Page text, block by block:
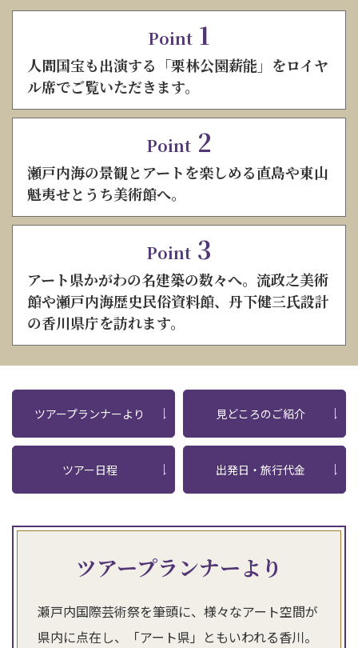
Point 1
人間国宝も出演する「栗林公園薪能」をロイヤ
ル席でご覧いただきます。
Point 2
瀬戸内海の景観とアートを楽しめる直島や東山
魁夷せとうち美術館へ。
Point 3
アート県かがわの名建築の数々へ。流政之美術
館や瀬戸内海歴史民俗資料館、丹下健三氏設計
の香川県庁を訪れます。
ツアープランナーより 見どころのご紹介
ツアー日程 出発日・旅行代金
ツアープランナーより
瀬戸内国際芸術祭を筆頭に、様々なアート空間が
県内に点在し、「アート県」ともいわれる香川。